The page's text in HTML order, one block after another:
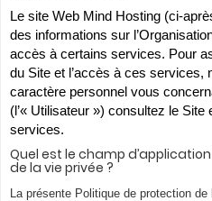
Le site Web Mind Hosting (ci-
des informations sur
accès à certains services. Pour
du Site et l’accès à ces services,
caractère personnel vous
(l’« Utilisateur ») consultez le
services.
Quel est le champ
de la vie privée ?
La présente Politique de protection